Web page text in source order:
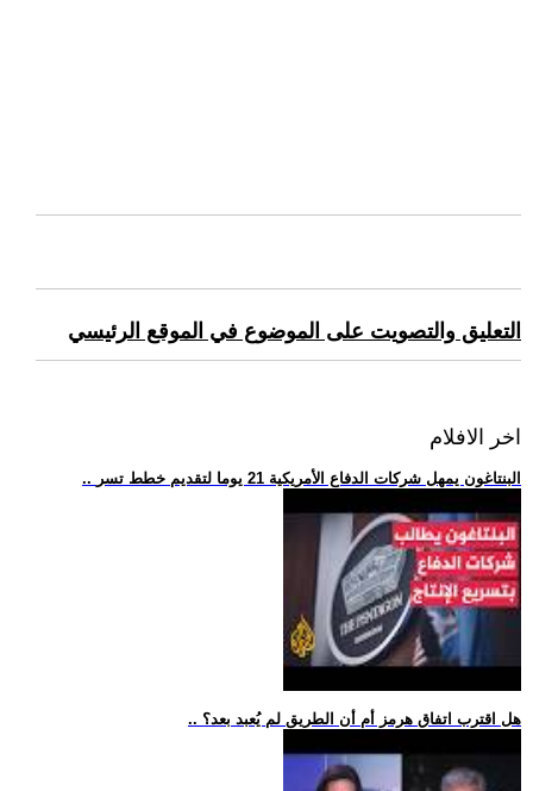
التعليق والتصويت على الموضوع في الموقع الرئيسي
اخر الافلام
.. البنتاغون يمهل شركات الدفاع الأمريكية 21 يوما لتقديم خطط تسر
.. هل اقترب اتفاق هرمز أم أن الطريق لم يُعبد بعد؟